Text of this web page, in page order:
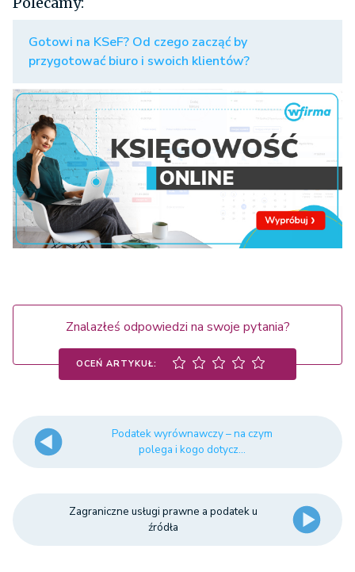
Gotowi na KSeF? Od czego zacząć by
przygotować biuro i swoich klientów?
Znalazłeś odpowiedzi na swoje pytania?
OCEŃ ARTYKUŁ:
Podatek wyrównawczy – na czym
polega i kogo dotycz...
Zagraniczne usługi prawne a podatek u
źródła